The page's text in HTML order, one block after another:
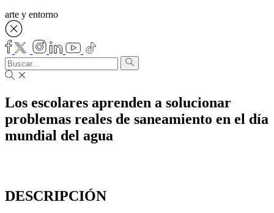
arte y entorno
Los escolares aprenden a solucionar
problemas reales de saneamiento en el día
mundial del agua
DESCRIPCIÓN